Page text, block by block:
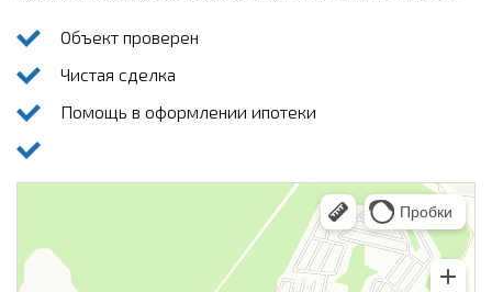
Объект проверен
Чистая сделка
Помощь в оформлении ипотеки